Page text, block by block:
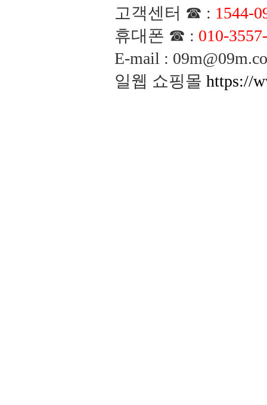
고객센터 ☎ : 1544-
휴대폰 ☎ : 010-
E-mail :
일웹 쇼핑몰 https://